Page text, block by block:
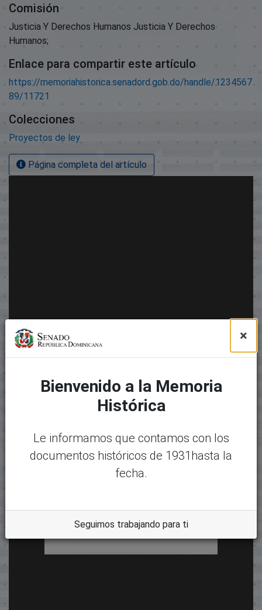
Comisión
Justicia Y Derechos Humanos Justicia Y Derechos
Humanos;
Enlace para compartir este artículo
https://memoriahistorica.senadord.gob.do/handle/1234567
89/11721
Colecciones
Proyectos de ley
Página completa del artículo
×
Bienvenido a la Memoria
Histórica
Le informamos que contamos con los
documentos históricos de 1931hasta la
fecha.
Seguimos trabajando para ti